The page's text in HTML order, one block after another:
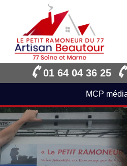
01 64 04 36 25
MCP